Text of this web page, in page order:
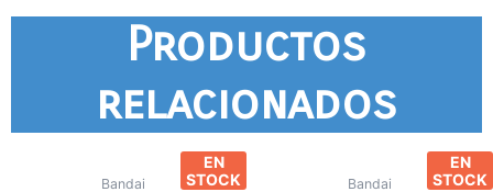
Productos
relacionados
EN
STOCK
Bandai
EN
STOCK
Bandai